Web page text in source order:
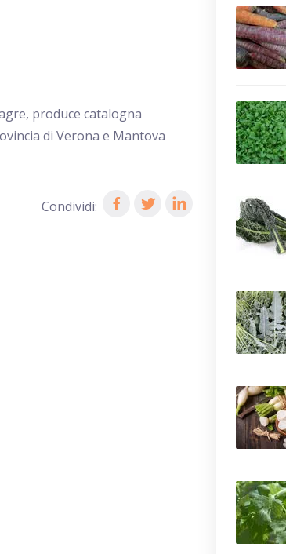
produce catalogna
di Verona e Mantova
Condividi: